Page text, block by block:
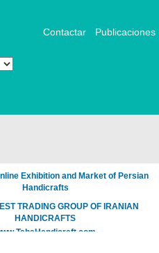
Contactar Publicaciones
Exhibition and Market of Persian
Handicrafts
TRADING GROUP OF IRANIAN
HANDICRAFTS